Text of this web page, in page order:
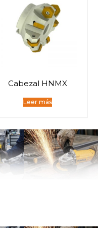
Cabezal HNMX
Leer más